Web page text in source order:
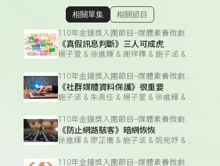
顯示相關單集
相關單集 相關節目
110年金鐘獎入圍節目--媒體素養微劇場(企劃編撰獎)
《真假訊息判斷》三人可成虎
楊子萱 & 徐進輝 & 謝祥釋 & 施子涵 & 廖芷儀 & 朱禹任 & 江麗妮 & 姚宛妤
110年金鐘獎入圍節目--媒體素養微劇場(企劃編撰獎)
《社群媒體資料保護》很重要
施子涵 & 朱禹任 & 楊子萱 & 徐進輝 & 江麗妮 & 謝祥釋 & 姚宛妤 & 廖芷儀
110年金鐘獎入圍節目--媒體素養微劇場(企劃編撰獎)
《防止網路駭客》暗網恢恢
徐進輝 & 廖芷儀 & 施子涵 & 姚宛妤 & 江麗妮 & 謝祥釋 & 朱禹任 & 楊子萱
110年金鐘獎入圍節目--媒體素養微劇場(企劃編撰獎)